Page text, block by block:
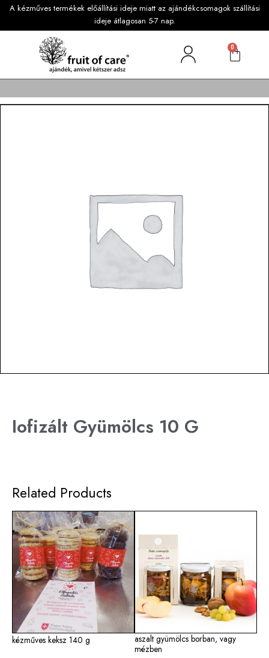
A kézműves termékek előállítási ideje miatt az ajándékcsomagok szállítási
ideje átlagosan 5-7 nap.
0
Iofizált Gyümölcs 10 G
Related Products
kézműves keksz 140 g
aszalt gyümölcs borban, vagy
mézben